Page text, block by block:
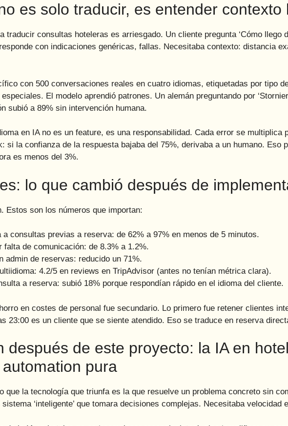
es solo traducir, es entender contexto
traducir consultas hoteleras es arriesgado. Un cliente pregunta ‘Cómo llego
con indicaciones genéricas, fallas. Necesitaba contexto: distancia
con 500 conversaciones reales en cuatro idiomas, etiquetadas por tipo
El modelo aprendió patrones. Un alemán preguntando por
subió a 89% sin intervención humana.
en IA no es un feature, es una responsabilidad. Cada error se multiplica
si la confianza de la respuesta bajaba del 75%, derivaba a un humano. Eso
es menos del 3%.
lo que cambió después de
Estos son los números que importan:
a consultas previas a reserva: de 62% a 97% en menos de 5 minutos.
falta de comunicación: de 8.3% a 1.2%.
admin de reservas: reducido un 71%.
4.2/5 en reviews en TripAdvisor (antes no tenían métrica clara).
a reserva: subió 18% porque respondían rápido en el idioma del cliente.
en costes de personal fue secundario. Lo primero fue retener clientes
23:00 es un cliente que se siente atendido. Eso se traduce en reserva
después de este proyecto: la IA en
pura
que la tecnología que triunfa es la que resuelve un problema concreto sin
‘inteligente’ que tomara decisiones complejas. Necesitaba